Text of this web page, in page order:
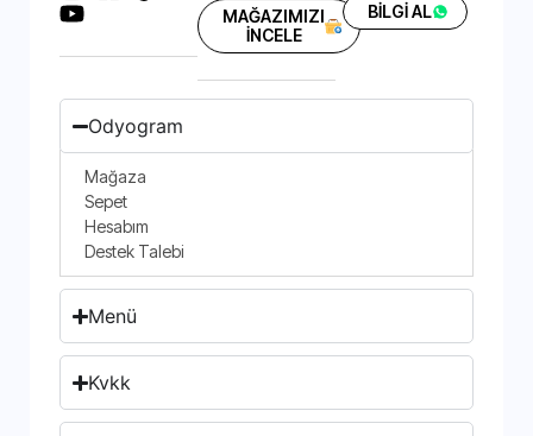
MAĞAZIMIZI
İNCELE
BİLGİ AL
Odyogram
Mağaza
Sepet
Hesabım
Destek Talebi
Menü
Kvkk